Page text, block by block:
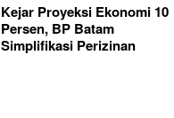
Kejar Proyeksi Ekonomi 10
Persen, BP Batam
Simplifikasi Perizinan